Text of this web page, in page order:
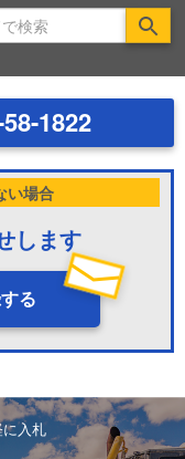
1822
い場合
します
る
入札